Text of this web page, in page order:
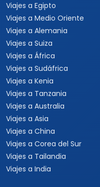
Viajes a Egipto
Viajes a Medio Oriente
Viajes a Alemania
Viajes a Suiza
Viajes a África
Viajes a Sudáfrica
Viajes a Kenia
Viajes a Tanzania
Viajes a Australia
Viajes a Asia
Viajes a China
Viajes a Corea del Sur
Viajes a Tailandia
Viajes a India